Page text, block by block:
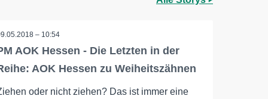
– 10:54
AOK Hessen - Die Letzten in der
AOK Hessen zu Weiheitszähnen
oder nicht ziehen? Das ist immer eine